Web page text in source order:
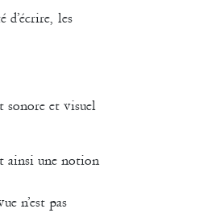
d’écrire, les
sonore et visuel
ainsi une notion
n’est pas